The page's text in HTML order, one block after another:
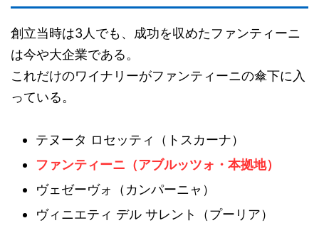
創立当時は3人でも、成功を収めたファンティーニ
は今や大企業である。
これだけのワイナリーがファンティーニの傘下に入
っている。
テヌータ ロセッティ（トスカーナ）
ファンティーニ（アブルッツォ・本拠地）
ヴェゼーヴォ（カンパーニャ）
ヴィニエティ デル サレント（プーリア）